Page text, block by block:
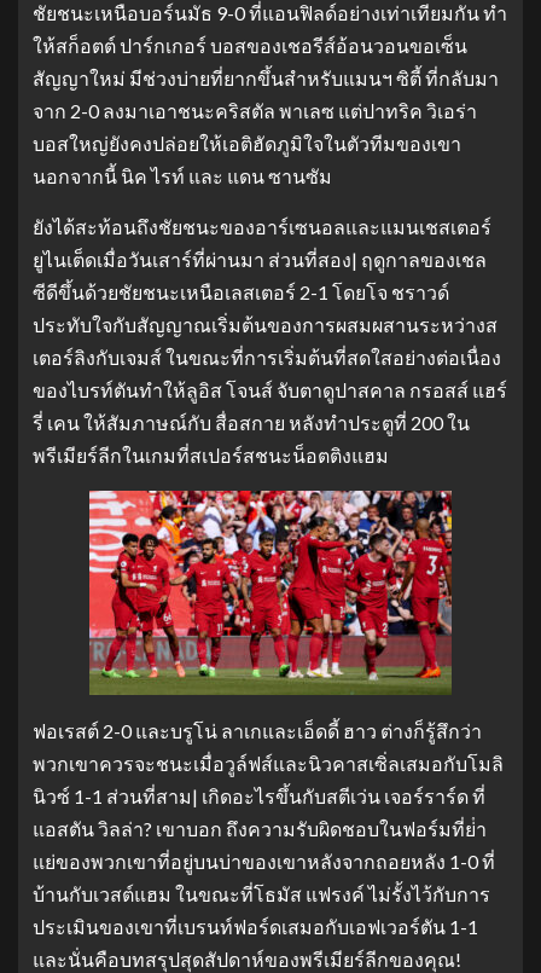
ชัยชนะเหนือบอร์นมัธ 9-0 ที่แอนฟิลด์อย่างเท่าเทียมกัน ทํา
ให้สก็อตต์ ปาร์กเกอร์ บอสของเชอรีส์อ้อนวอนขอเซ็น
สัญญาใหม่ มีช่วงบ่ายที่ยากขึ้นสําหรับแมนฯ ซิตี้ ที่กลับมา
จาก 2-0 ลงมาเอาชนะคริสตัล พาเลซ แต่ปาทริค วิเอร่า
บอสใหญ่ยังคงปล่อยให้เอติฮัดภูมิใจในตัวทีมของเขา
นอกจากนี้ นิค ไรท์ และ แดน ซานซัม
ยังได้สะท้อนถึงชัยชนะของอาร์เซนอลและแมนเชสเตอร์
ยูไนเต็ดเมื่อวันเสาร์ที่ผ่านมา ส่วนที่สอง| ฤดูกาลของเชล
ซีดีขึ้นด้วยชัยชนะเหนือเลสเตอร์ 2-1 โดยโจ ชราวด์
ประทับใจกับสัญญาณเริ่มต้นของการผสมผสานระหว่างส
เตอร์ลิงกับเจมส์ ในขณะที่การเริ่มต้นที่สดใสอย่างต่อเนื่อง
ของไบรท์ตันทําให้ลูอิส โจนส์ จับตาดูปาสคาล กรอสส์ แฮร์
รี่ เคน ให้สัมภาษณ์กับ สื่อสกาย หลังทําประตูที่ 200 ใน
พรีเมียร์ลีกในเกมที่สเปอร์สชนะน็อตติงแฮม
ฟอเรสต์ 2-0 และบรูโน่ ลาเกและเอ็ดดี้ ฮาว ต่างก็รู้สึกว่า
พวกเขาควรจะชนะเมื่อวูล์ฟส์และนิวคาสเซิ่ลเสมอกับโมลิ
นิวซ์ 1-1 ส่วนที่สาม| เกิดอะไรขึ้นกับสตีเว่น เจอร์ราร์ด ที่
แอสตัน วิลล่า? เขาบอก ถึงความรับผิดชอบในฟอร์มที่ย่ํา
แย่ของพวกเขาที่อยู่บนบ่าของเขาหลังจากถอยหลัง 1-0 ที่
บ้านกับเวสต์แฮม ในขณะที่โธมัส แฟรงค์ ไม่รั้งไว้กับการ
ประเมินของเขาที่เบรนท์ฟอร์ดเสมอกับเอฟเวอร์ตัน 1-1
และนั่นคือบทสรุปสุดสัปดาห์ของพรีเมียร์ลีกของคุณ!